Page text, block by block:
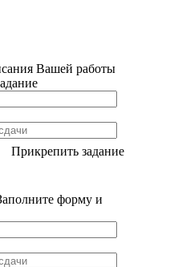
Вашей работы
Прикрепить задание
форму и